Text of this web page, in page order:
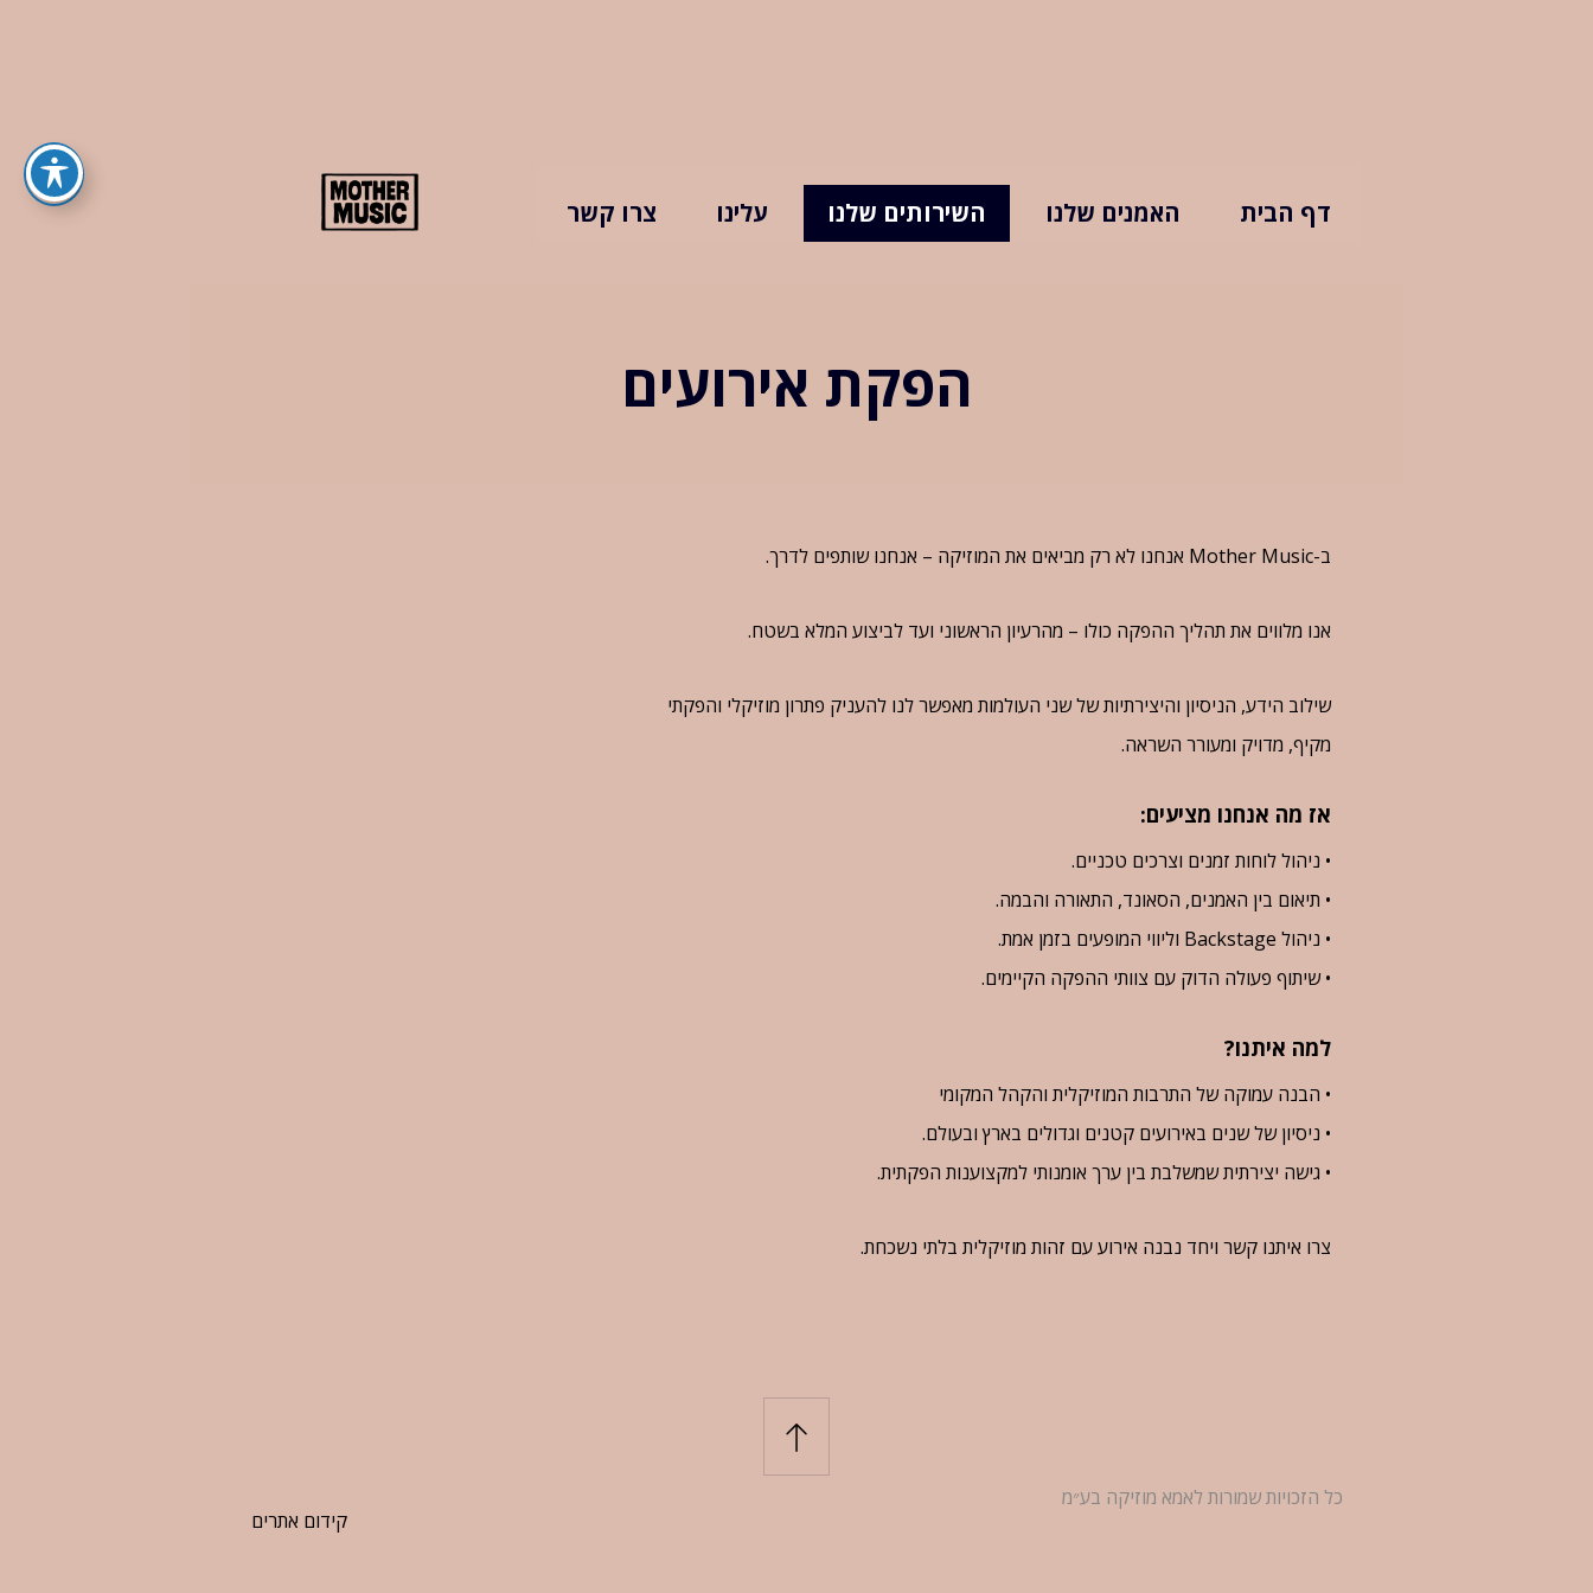
דף הבית האמנים שלנו השירותים שלנו עלינו צרו קשר
הפקת אירועים
ב-Mother Music אנחנו לא רק מביאים את המוזיקה – אנחנו שותפים לדרך.
אנו מלווים את תהליך ההפקה כולו – מהרעיון הראשוני ועד לביצוע המלא בשטח.
שילוב הידע, הניסיון והיצירתיות של שני העולמות מאפשר לנו להעניק פתרון מוזיקלי והפקתי
מקיף, מדויק ומעורר השראה.
אז מה אנחנו מציעים:
•⁠ ⁠ניהול לוחות זמנים וצרכים טכניים.
•⁠ ⁠תיאום בין האמנים, הסאונד, התאורה והבמה.
•⁠ ⁠ניהול Backstage וליווי המופעים בזמן אמת.
•⁠ ⁠שיתוף פעולה הדוק עם צוותי ההפקה הקיימים.
למה איתנו?
•⁠ ⁠הבנה עמוקה של התרבות המוזיקלית והקהל המקומי
•⁠ ⁠ניסיון של שנים באירועים קטנים וגדולים בארץ ובעולם.
•⁠ ⁠גישה יצירתית שמשלבת בין ערך אומנותי למקצוענות הפקתית.
צרו איתנו קשר ויחד נבנה אירוע עם זהות מוזיקלית בלתי נשכחת.
כל הזכויות שמורות לאמא מוזיקה בע״מ
קידום אתרים